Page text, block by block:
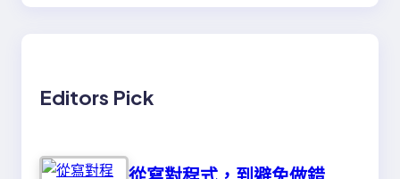
Editors Pick